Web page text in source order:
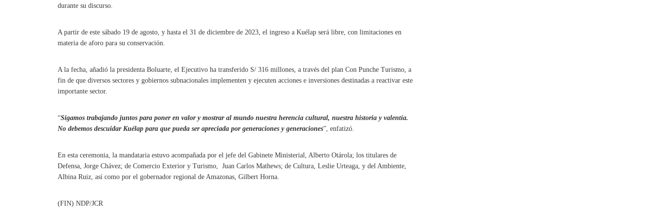
durante su discurso.
A partir de este sábado 19 de agosto, y hasta el 31 de diciembre de 2023, el ingreso a Kuélap será libre, con limitaciones en
materia de aforo para su conservación.
A la fecha, añadió la presidenta Boluarte, el Ejecutivo ha transferido S/ 316 millones, a través del plan Con Punche Turismo, a
fin de que diversos sectores y gobiernos subnacionales implementen y ejecuten acciones e inversiones destinadas a reactivar este
importante sector.
“Sigamos trabajando juntos para poner en valor y mostrar al mundo nuestra herencia cultural, nuestra historia y valentía.
No debemos descuidar Kuélap para que pueda ser apreciada por generaciones y generaciones”, enfatizó.
En esta ceremonia, la mandataria estuvo acompañada por el jefe del Gabinete Ministerial, Alberto Otárola; los titulares de
Defensa, Jorge Chávez; de Comercio Exterior y Turismo, Juan Carlos Mathews; de Cultura, Leslie Urteaga, y del Ambiente,
Albina Ruiz, así como por el gobernador regional de Amazonas, Gilbert Horna.
(FIN) NDP/JCR